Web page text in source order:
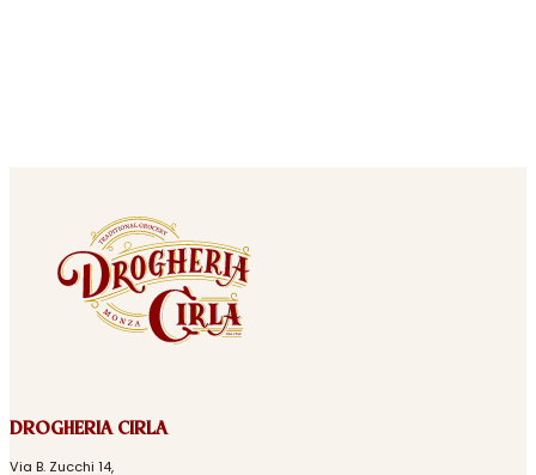
DROGHERIA CIRLA
Via B. Zucchi 14,